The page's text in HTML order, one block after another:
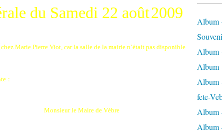
du Samedi 22 août2009
chez Marie Pierre Viot, car la salle de la mairie n’était pas disponible
:
Monsieur le Maire de Vèbre
Album
Album
Album
Album
fete-
Album
Album